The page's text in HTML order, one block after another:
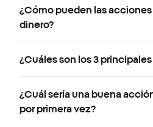
¿Cómo pueden las
dinero?
¿Cuáles son los 3
¿Cuál sería una buena
por primera vez?